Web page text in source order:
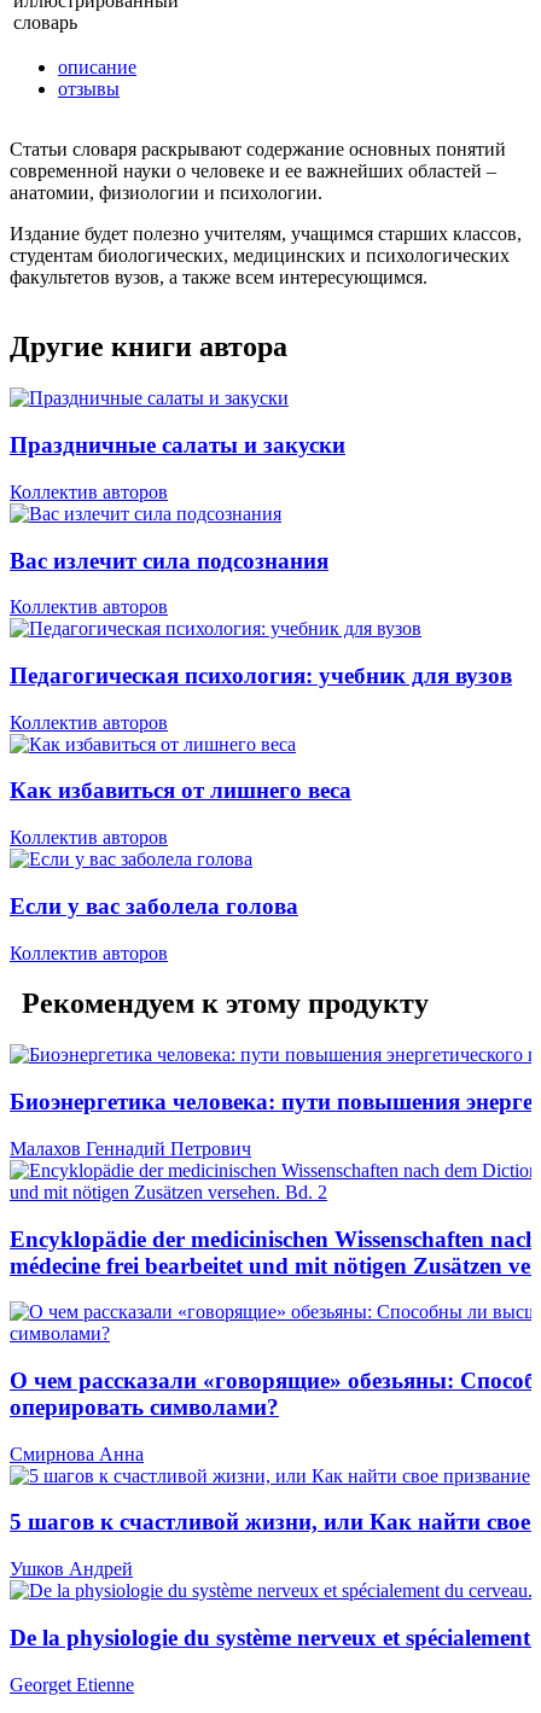
словарь
описание
отзывы
Статьи словаря раскрывают содержание основных понятий
современной науки о человеке и ее важнейших областей –
анатомии, физиологии и психологии.
Издание будет полезно учителям, учащимся старших классов,
студентам биологических, медицинских и психологических
факультетов вузов, а также всем интересующимся.
Другие книги автора
Праздничные салаты и закуски
Коллектив авторов
Вас излечит сила подсознания
Коллектив авторов
Педагогическая психология: учебник для вузов
Коллектив авторов
Как избавиться от лишнего веса
Коллектив авторов
Если у вас заболела голова
Коллектив авторов
Рекомендуем к этому продукту
Биоэнергетика человека: пути повышения
Малахов Геннадий Петрович
Encyklopädie der medicinischen Wissenschaften
médecine frei bearbeitet und mit nötigen Zusätzen
О чем рассказали «говорящие» обезьяны:
оперировать символами?
Смирнова Анна
5 шагов к счастливой жизни, или Как найти свое
Ушков Андрей
De la physiologie du système nerveux et spécialement
Georget Etienne